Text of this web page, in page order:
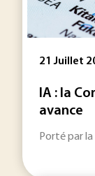
21 Juillet
IA : la
avance
Porté par